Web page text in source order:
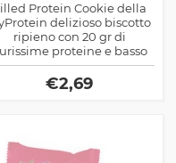
Protein Cookie della
delizioso biscotto
ripieno con 20 gr di
proteine e basso
apporto di carboidrati
€2,69